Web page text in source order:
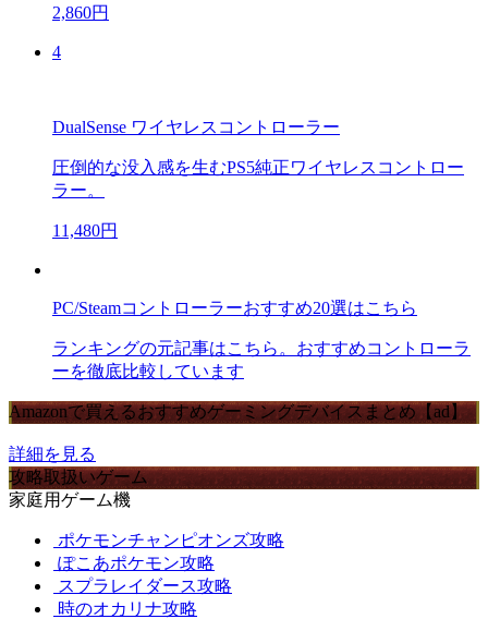
2,860円
4
DualSense ワイヤレスコントローラー
圧倒的な没入感を生むPS5純正ワイヤレスコントロー
ラー。
11,480円
PC/Steamコントローラーおすすめ20選はこちら
ランキングの元記事はこちら。おすすめコントローラ
ーを徹底比較しています
Amazonで買えるおすすめゲーミングデバイスまとめ【ad】
詳細を見る
攻略取扱いゲーム
家庭用ゲーム機
ポケモンチャンピオンズ攻略
ぽこあポケモン攻略
スプラレイダース攻略
時のオカリナ攻略